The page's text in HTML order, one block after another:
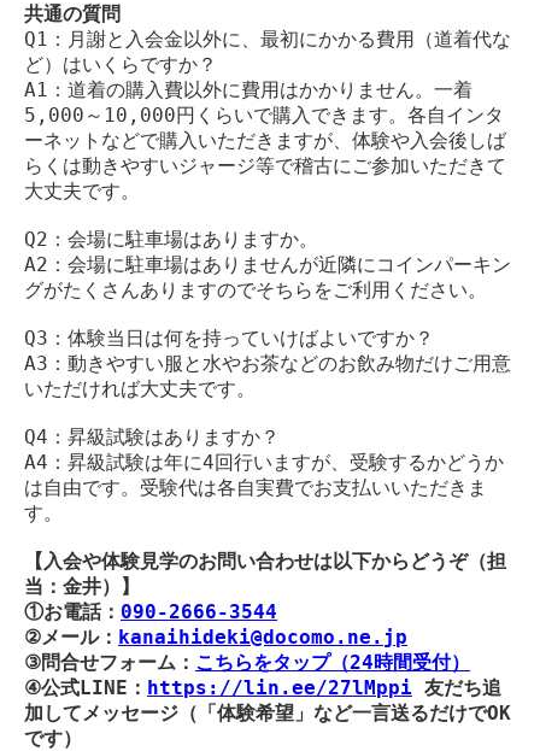
共通の質問
Q1：月謝と入会金以外に、最初にかかる費用（道着代な
ど）はいくらですか？
A1：道着の購入費以外に費用はかかりません。一着
5,000～10,000円くらいで購入できます。各自インタ
ーネットなどで購入いただきますが、体験や入会後しば
らくは動きやすいジャージ等で稽古にご参加いただきて
大丈夫です。
Q2：会場に駐車場はありますか。
A2：会場に駐車場はありませんが近隣にコインパーキン
グがたくさんありますのでそちらをご利用ください。
Q3：体験当日は何を持っていけばよいですか？
A3：動きやすい服と水やお茶などのお飲み物だけご用意
いただければ大丈夫です。
Q4：昇級試験はありますか？
A4：昇級試験は年に4回行いますが、受験するかどうか
は自由です。受験代は各自実費でお支払いいただきま
す。
【入会や体験見学のお問い合わせは以下からどうぞ（担
当：金井）】
①お電話： 090-2666-3544
②メール： kanaihideki@docomo.ne.jp
③問合せフォーム： こちらをタップ（24時間受付）
④公式LINE： https://lin.ee/27lMppi 友だち追
加してメッセージ（「体験希望」など一言送るだけでOK
です）